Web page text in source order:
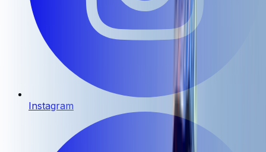
Instagram